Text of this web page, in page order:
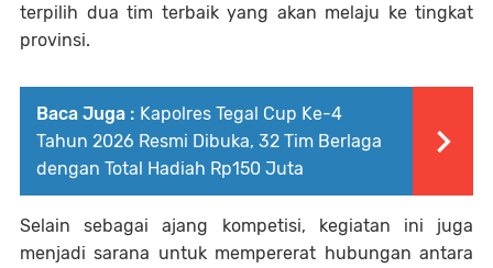
terpilih dua tim terbaik yang akan melaju ke tingkat
provinsi.
Baca Juga : Kapolres Tegal Cup Ke-4
Tahun 2026 Resmi Dibuka, 32 Tim Berlaga
dengan Total Hadiah Rp150 Juta
Selain sebagai ajang kompetisi, kegiatan ini juga
menjadi sarana untuk mempererat hubungan antara